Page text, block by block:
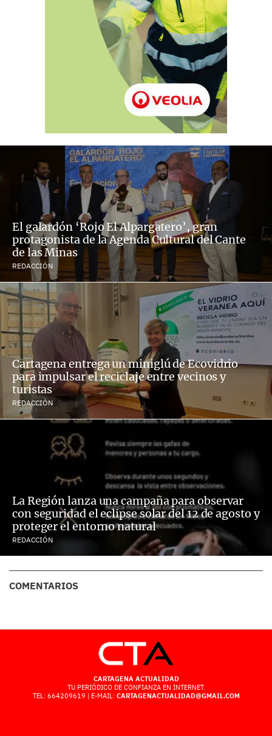
El galardón ‘Rojo El Alpargatero’, gran
protagonista de la Agenda Cultural del Cante
de las Minas
REDACCIÓN
Cartagena entrega un miniglú de Ecovidrio
para impulsar el reciclaje entre vecinos y
turistas
REDACCIÓN
La Región lanza una campaña para observar
con seguridad el eclipse solar del 12 de agosto y
proteger el entorno natural
REDACCIÓN
COMENTARIOS
CARTAGENA ACTUALIDAD
TU PERIÓDICO DE CONFIANZA EN INTERNET.
TEL: 664209619 | E-MAIL: CARTAGENACTUALIDAD@GMAIL.COM